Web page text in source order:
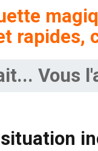
rapides,
Vous